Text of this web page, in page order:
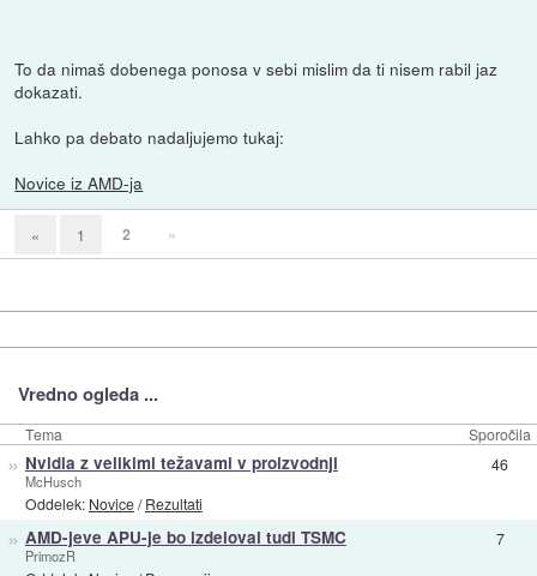
To da nimaš dobenega ponosa v sebi mislim da ti nisem rabil jaz
dokazati.
Lahko pa debato nadaljujemo tukaj:
Novice iz AMD-ja
« 1 2 »
Vredno ogleda ...
Tema Sporočila
» Nvidia z velikimi težavami v proizvodnji
McHusch
Oddelek: Novice/Rezultati
46
» AMD-jeve APU-je bo izdeloval tudi TSMC
PrimozR
7